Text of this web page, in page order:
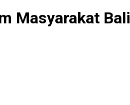
Masyarakat Bali